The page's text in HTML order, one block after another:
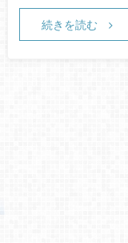
続きを読む